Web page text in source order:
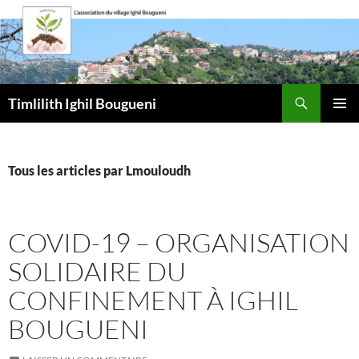
Aller
au
contenu
Timlilith Ighil Bougueni
Tous les articles par Lmouloudh
COVID-19 – ORGANISATION
SOLIDAIRE DU
CONFINEMENT À IGHIL
BOUGUENI